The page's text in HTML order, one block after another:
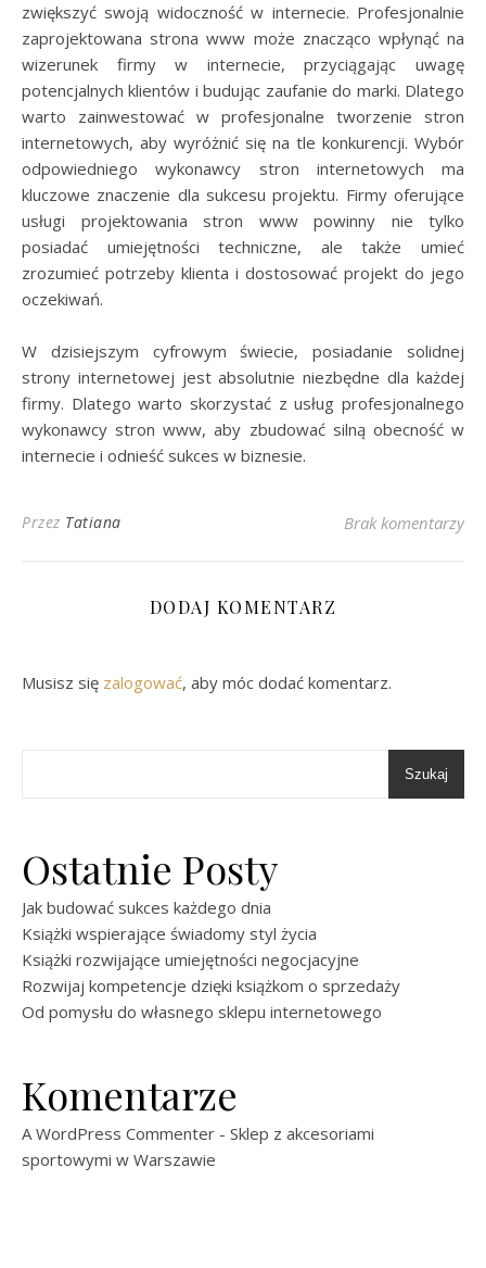
zwiększyć swoją widoczność w internecie. Profesjonalnie
zaprojektowana strona www może znacząco wpłynąć na
wizerunek firmy w internecie, przyciągając uwagę
potencjalnych klientów i budując zaufanie do marki. Dlatego
warto zainwestować w profesjonalne tworzenie stron
internetowych, aby wyróżnić się na tle konkurencji. Wybór
odpowiedniego wykonawcy stron internetowych ma
kluczowe znaczenie dla sukcesu projektu. Firmy oferujące
usługi projektowania stron www powinny nie tylko
posiadać umiejętności techniczne, ale także umieć
zrozumieć potrzeby klienta i dostosować projekt do jego
oczekiwań.
W dzisiejszym cyfrowym świecie, posiadanie solidnej
strony internetowej jest absolutnie niezbędne dla każdej
firmy. Dlatego warto skorzystać z usług profesjonalnego
wykonawcy stron www, aby zbudować silną obecność w
internecie i odnieść sukces w biznesie.
Przez Tatiana Brak komentarzy
DODAJ KOMENTARZ
Musisz się zalogować, aby móc dodać komentarz.
Szukaj
Ostatnie Posty
Jak budować sukces każdego dnia
Książki wspierające świadomy styl życia
Książki rozwijające umiejętności negocjacyjne
Rozwijaj kompetencje dzięki książkom o sprzedaży
Od pomysłu do własnego sklepu internetowego
Komentarze
A WordPress Commenter - Sklep z akcesoriami
sportowymi w Warszawie